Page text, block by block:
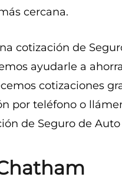
cercana.
cotización de
ayudarle a
cotizaciones
por teléfono o
de Seguro de